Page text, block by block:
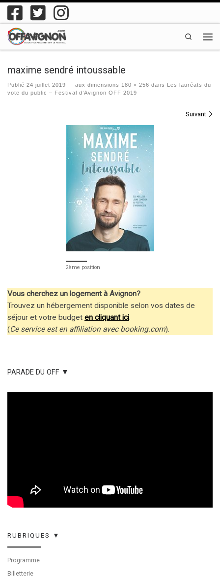
Passer au contenu
Search
maxime sendré intoussable
Publié 24 juillet 2019 - aux dimensions 180 × 256 dans Les lauréats du
vote du public – Festival d’Avignon OFF 2019
Suivant
2ème position
Vous cherchez un logement à Avignon?
Trouvez un hébergement disponible selon vos dates de
séjour et votre budget en cliquant ici.
(Ce service est en affiliation avec booking.com).
PARADE DU OFF ▼
RUBRIQUES ▼
Programme
Billetterie